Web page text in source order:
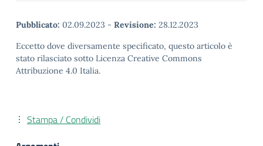
Pubblicato: 02.09.2023 - Revisione: 28.12.2023
Eccetto dove diversamente specificato, questo articolo è
stato rilasciato sotto Licenza Creative Commons
Attribuzione 4.0 Italia.
Stampa / Condividi